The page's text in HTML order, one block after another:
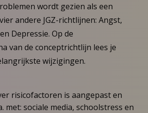
wordt gezien als een
andere JGZ-richtlijnen: Angst,
Depressie. Op de
van de conceptrichtlijn lees je
wijzigingen.
risicofactoren is aangepast en
met: sociale media, schoolstress en